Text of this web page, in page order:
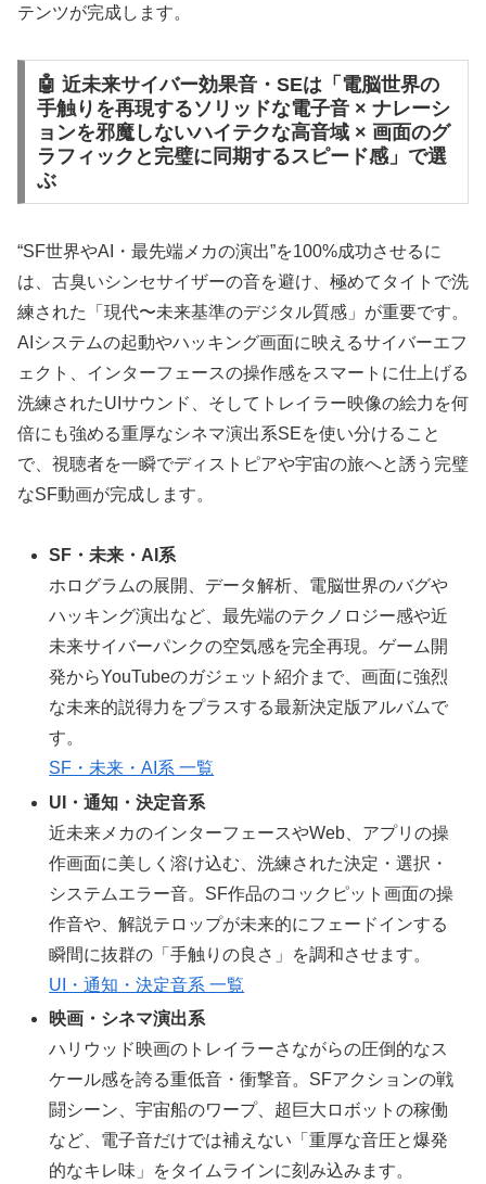
テンツが完成します。
🤖 近未来サイバー効果音・SEは「電脳世界の
手触りを再現するソリッドな電子音 × ナレーシ
ョンを邪魔しないハイテクな高音域 × 画面のグ
ラフィックと完璧に同期するスピード感」で選
ぶ
“SF世界やAI・最先端メカの演出”を100%成功させるに
は、古臭いシンセサイザーの音を避け、極めてタイトで洗
練された「現代〜未来基準のデジタル質感」が重要です。
AIシステムの起動やハッキング画面に映えるサイバーエフ
ェクト、インターフェースの操作感をスマートに仕上げる
洗練されたUIサウンド、そしてトレイラー映像の絵力を何
倍にも強める重厚なシネマ演出系SEを使い分けること
で、視聴者を一瞬でディストピアや宇宙の旅へと誘う完璧
なSF動画が完成します。
SF・未来・AI系
ホログラムの展開、データ解析、電脳世界のバグや
ハッキング演出など、最先端のテクノロジー感や近
未来サイバーパンクの空気感を完全再現。ゲーム開
発からYouTubeのガジェット紹介まで、画面に強烈
な未来的説得力をプラスする最新決定版アルバムで
す。
SF・未来・AI系 一覧
UI・通知・決定音系
近未来メカのインターフェースやWeb、アプリの操
作画面に美しく溶け込む、洗練された決定・選択・
システムエラー音。SF作品のコックピット画面の操
作音や、解説テロップが未来的にフェードインする
瞬間に抜群の「手触りの良さ」を調和させます。
UI・通知・決定音系 一覧
映画・シネマ演出系
ハリウッド映画のトレイラーさながらの圧倒的なス
ケール感を誇る重低音・衝撃音。SFアクションの戦
闘シーン、宇宙船のワープ、超巨大ロボットの稼働
など、電子音だけでは補えない「重厚な音圧と爆発
的なキレ味」をタイムラインに刻み込みます。